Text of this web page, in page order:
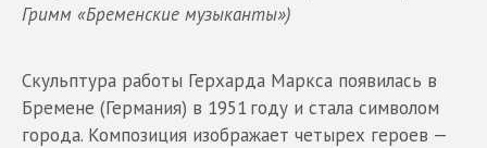
Гримм «Бременские музыканты»)
Скульптура работы Герхарда Маркса появилась в
Бремене (Германия) в 1951 году и стала символом
города. Композиция изображает четырех героев —